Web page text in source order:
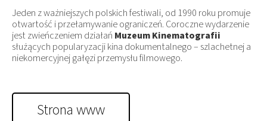
Jeden z ważniejszych polskich festiwali, od 1990 roku promuje
otwartość i przełamywanie ograniczeń. Coroczne wydarzenie
jest zwieńczeniem działań Muzeum Kinematografii
służących popularyzacji kina dokumentalnego – szlachetnej a
niekomercyjnej gałęzi przemysłu filmowego.
Strona www